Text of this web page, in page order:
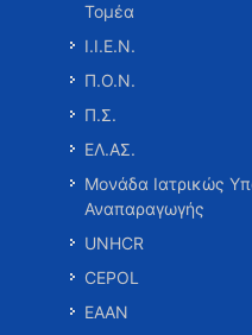
Τομέα
Ι.Ι.Ε.Ν.
Π.Ο.Ν.
Π.Σ.
ΕΛ.ΑΣ.
Μονάδα Ιατρικώς
Αναπαραγωγής
UNHCR
CEPOL
ΕΑΑΝ